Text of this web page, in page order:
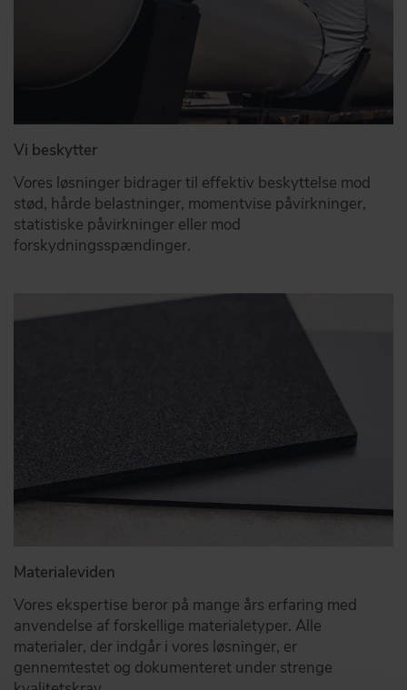
Vi beskytter
Vores løsninger bidrager til effektiv beskyttelse mod
stød, hårde belastninger, momentvise påvirkninger,
statistiske påvirkninger eller mod
forskydningsspændinger.
Materialeviden
Vores ekspertise beror på mange års erfaring med
anvendelse af forskellige materialetyper. Alle
materialer, der indgår i vores løsninger, er
gennemtestet og dokumenteret under strenge